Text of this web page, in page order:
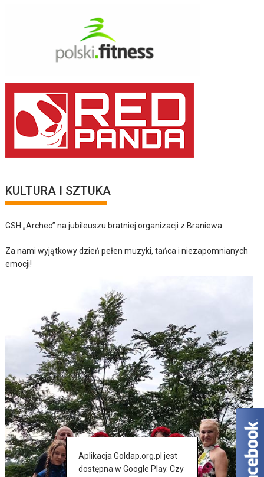
KULTURA I SZTUKA
GSH „Archeo” na jubileuszu bratniej organizacji z Braniewa
Za nami wyjątkowy dzień pełen muzyki, tańca i niezapomnianych
emocji!
Aplikacja Goldap.org.pl jest
dostępna w Google Play. Czy